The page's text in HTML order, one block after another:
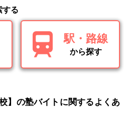
する
駅・路線
から探す
】の塾バイトに関するよくあ